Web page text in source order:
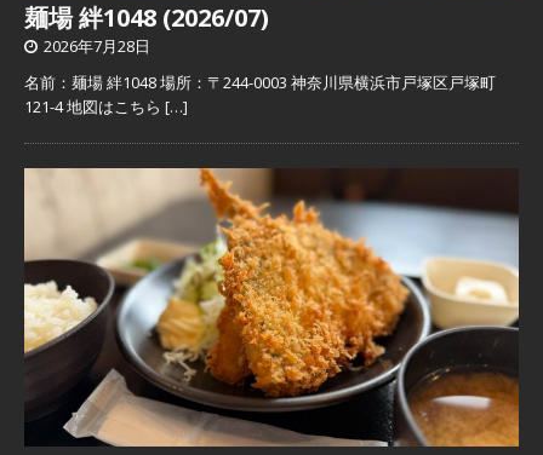
麺場 絆1048 (2026/07)
2026年7月28日
名前：麺場 絆1048 場所：〒244-0003 神奈川県横浜市戸塚区戸塚町
121-4 地図はこちら […]